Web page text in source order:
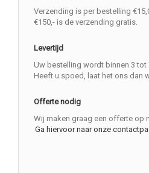
Verzending is per bestelling
€150,- is de verzending gratis.
Levertijd
Uw bestelling wordt binnen 3
Heeft u spoed, laat het ons dan
Offerte nodig
Wij maken graag een offerte op
Ga hiervoor naar onze